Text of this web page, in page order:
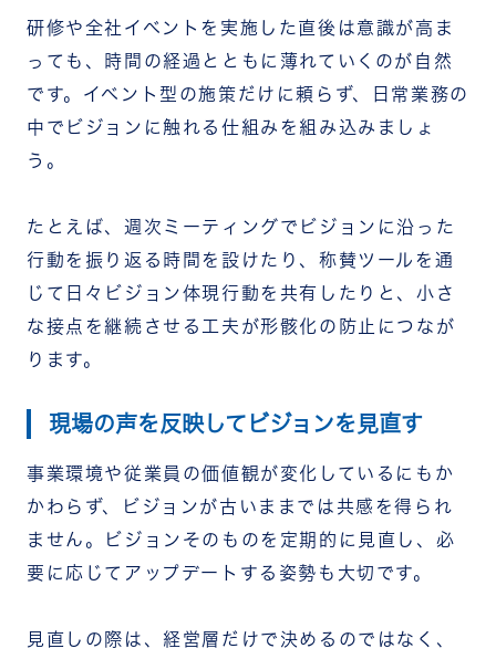
研修や全社イベントを実施した直後は意識が高ま
っても、時間の経過とともに薄れていくのが自然
です。イベント型の施策だけに頼らず、日常業務の
中でビジョンに触れる仕組みを組み込みましょ
う。
たとえば、週次ミーティングでビジョンに沿った
行動を振り返る時間を設けたり、称賛ツールを通
じて日々ビジョン体現行動を共有したりと、小さ
な接点を継続させる工夫が形骸化の防止につなが
ります。
現場の声を反映してビジョンを見直す
事業環境や従業員の価値観が変化しているにもか
かわらず、ビジョンが古いままでは共感を得られ
ません。ビジョンそのものを定期的に見直し、必
要に応じてアップデートする姿勢も大切です。
見直しの際は、経営層だけで決めるのではなく、